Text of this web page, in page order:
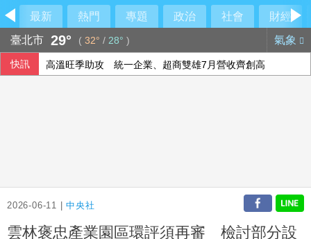
最新 熱門 專題 政治 社會
財經
臺北市 29° ( 32° / 28° ) 氣象
快訊 高溫旺季助攻 統一企業、超商雙雄7月營收齊創高
2026-06-11 |中央社
雲林褒忠產業園區環評須再審 檢討部分設